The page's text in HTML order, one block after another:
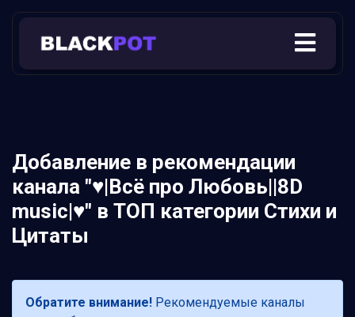
Добавление в рекомендации
канала "♥️|Всё про Любовь||8D
music|♥️" в ТОП категории Стихи и
Цитаты
Обратите внимание! Рекомендуемые каналы